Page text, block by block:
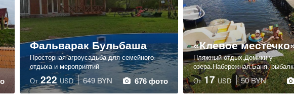
Фальварак Бульбаша
Просторная агроусадьба для семейного
отдыха и мероприятий
От 222 USD 649 BYN 676 фото
«Клевое
Пляжный отдых.Домики у
озера.Набережная.Баня,
От 17USD 50 BYN